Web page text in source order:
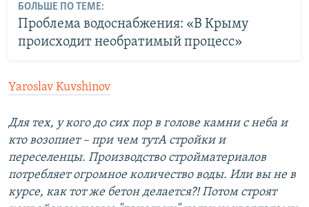
БОЛЬШЕ ПО ТЕМЕ:
Проблема водоснабжения: «В Крыму
происходит необратимый процесс»
Yaroslav Kuvshinov
Для тех, у кого до сих пор в голове камни с неба и
кто возопиет – при чем тутА стройки и
переселенцы. Производство стройматериалов
потребляет огромное количество воды. Или вы не в
курсе, как тот же бетон делается?! Потом строят